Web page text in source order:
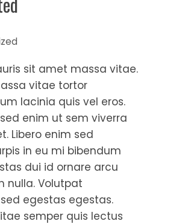
sit amet massa vitae.
vitae tortor
lacinia quis vel eros.
enim ut sem viverra
Libero enim sed
in eu mi bibendum
dui id ornare arcu
nulla. Volutpat
egestas egestas.
semper quis lectus